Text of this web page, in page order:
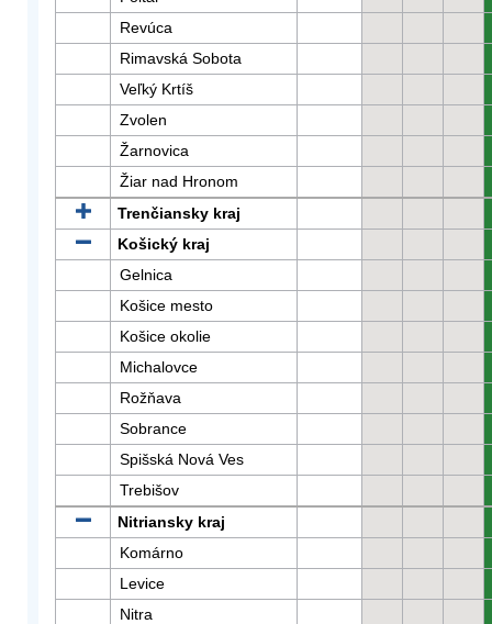
Revúca
Rimavská Sobota
Veľký Krtíš
Zvolen
Žarnovica
Žiar nad Hronom
Trenčiansky kraj
Košický kraj
Gelnica
Košice mesto
Košice okolie
Michalovce
Rožňava
Sobrance
Spišská Nová Ves
Trebišov
Nitriansky kraj
Komárno
Levice
Nitra